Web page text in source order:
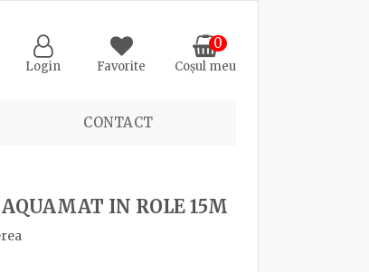
Login
0
Coșul meu
Favorite
CONTACT
IN ROLE 15M